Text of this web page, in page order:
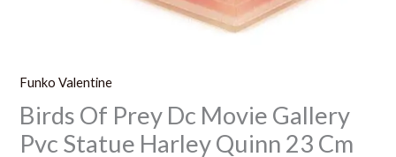
Funko Valentine
Birds Of Prey Dc Movie Gallery
Pvc Statue Harley Quinn 23 Cm